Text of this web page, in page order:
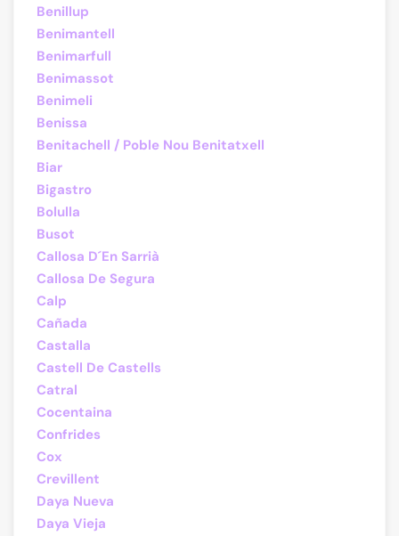
Benillup
Benimantell
Benimarfull
Benimassot
Benimeli
Benissa
Benitachell / Poble Nou Benitatxell
Biar
Bigastro
Bolulla
Busot
Callosa D´En Sarrià
Callosa De Segura
Calp
Cañada
Castalla
Castell De Castells
Catral
Cocentaina
Confrides
Cox
Crevillent
Daya Nueva
Daya Vieja